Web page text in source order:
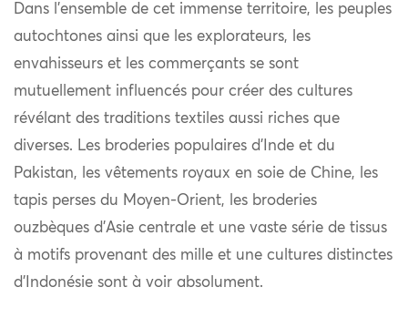
Dans l’ensemble de cet immense territoire, les peuples
autochtones ainsi que les explorateurs, les
envahisseurs et les commerçants se sont
mutuellement influencés pour créer des cultures
révélant des traditions textiles aussi riches que
diverses. Les broderies populaires d’Inde et du
Pakistan, les vêtements royaux en soie de Chine, les
tapis perses du Moyen-Orient, les broderies
ouzbèques d’Asie centrale et une vaste série de tissus
à motifs provenant des mille et une cultures distinctes
d’Indonésie sont à voir absolument.